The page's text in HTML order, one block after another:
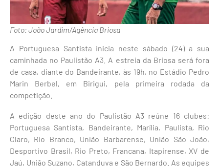
Foto: João Jardim/Agência Briosa
A Portuguesa Santista inicia neste sábado (24) a sua
caminhada no Paulistão A3. A estreia da Briosa será fora
de casa, diante do Bandeirante, às 19h, no Estádio Pedro
Marin Berbel, em Birigui, pela primeira rodada da
competição.
A edição deste ano do Paulistão A3 reúne 16 clubes:
Portuguesa Santista, Bandeirante, Marília, Paulista, Rio
Claro, Rio Branco, União Barbarense, União São João,
Desportivo Brasil, Rio Preto, Francana, Itapirense, XV de
Jaú, União Suzano, Catanduva e São Bernardo. As equipes